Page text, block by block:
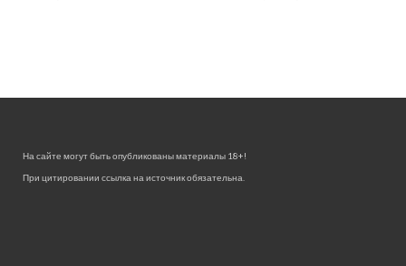
На сайте могут быть опубликованы материалы 18+!
При цитировании ссылка на источник обязательна.